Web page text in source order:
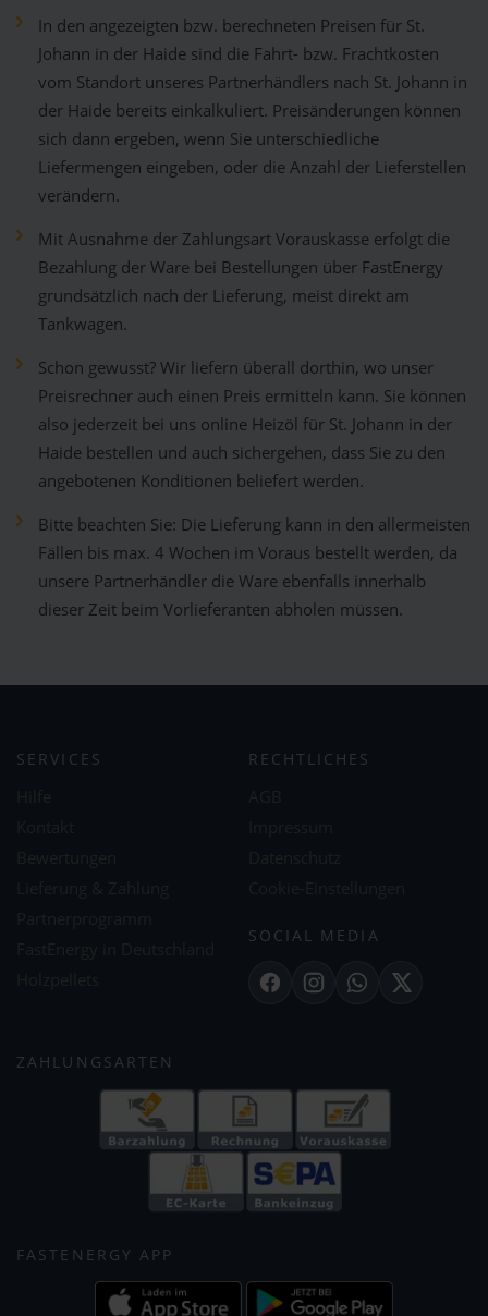
In den angezeigten bzw. berechneten Preisen für St.
Johann in der Haide sind die Fahrt- bzw. Frachtkosten
vom Standort unseres Partnerhändlers nach St. Johann in
der Haide bereits einkalkuliert. Preisänderungen können
sich dann ergeben, wenn Sie unterschiedliche
Liefermengen eingeben, oder die Anzahl der Lieferstellen
verändern.
Mit Ausnahme der Zahlungsart Vorauskasse erfolgt die
Bezahlung der Ware bei Bestellungen über FastEnergy
grundsätzlich nach der Lieferung, meist direkt am
Tankwagen.
Schon gewusst? Wir liefern überall dorthin, wo unser
Preisrechner auch einen Preis ermitteln kann. Sie können
also jederzeit bei uns online Heizöl für St. Johann in der
Haide bestellen und auch sichergehen, dass Sie zu den
angebotenen Konditionen beliefert werden.
Bitte beachten Sie: Die Lieferung kann in den allermeisten
Fällen bis max. 4 Wochen im Voraus bestellt werden, da
unsere Partnerhändler die Ware ebenfalls innerhalb
dieser Zeit beim Vorlieferanten abholen müssen.
SERVICES RECHTLICHES
SOCIAL MEDIA
FacebookInstagramWhatsApp
X
ZAHLUNGSARTEN
FASTENERGY APP